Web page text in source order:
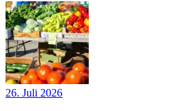
26. Juli 2026